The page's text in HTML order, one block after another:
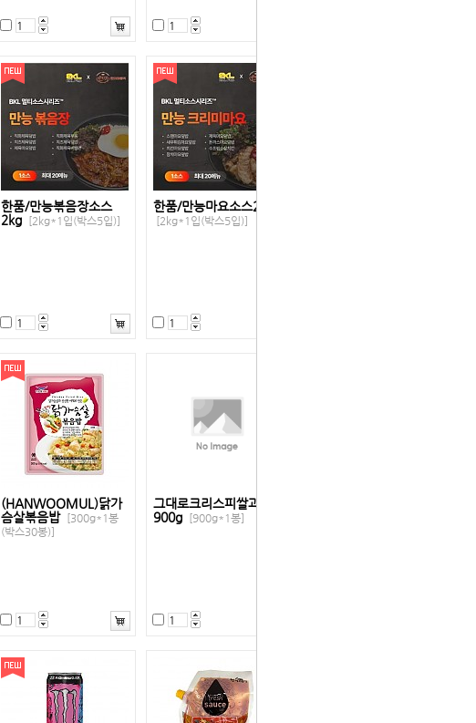
한품/만능볶음장소스
2kg
[2kg*1입(박스5입)]
한품/만능마요소스2kg
[2kg*1입(박스5입)]
(HANWOOMUL)닭가
슴살볶음밥 [300g*1봉
(박스30봉)]
그대로크리스피쌀과자
900g
[900g*1봉]